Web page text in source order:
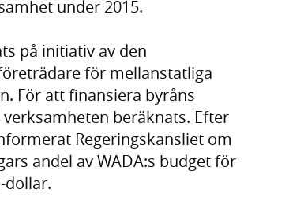
under 2015.
på initiativ av den
för mellanstatliga
För att finansiera byråns
beräknats. Efter
Regeringskansliet om
andel av WADA:s budget för
dollar.